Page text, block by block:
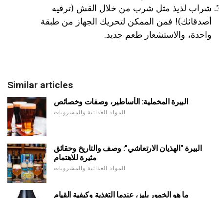
شراب لذيذ مثل شرب من خلال القش (ترفيه
أصدقائك)! فمن الممكن لتحريك الجهاز من طبقة
واحدة، والاستشعار طعم جديد.
Similar articles
البيرة المخملية: الأساطير، وصفات وخصائص
المواد الغذائية والمشروبات
البيرة "الهذيان الارتعاشي": وصف والتاريخ وحقائق
مثيرة للاهتمام
المواد الغذائية والمشروبات
ما هو الخمور بليز، عندما التغذية وكيفية القيام